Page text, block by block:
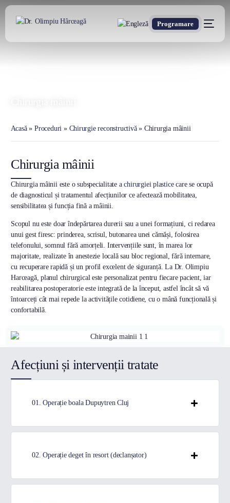
Programare
Acasă»Proceduri » Chirurgie reconstructivă» Chirurgia mâinii
Chirurgia mâinii
Chirurgia mâinii este o subspecialitate achirurgiei plasticecare se ocupă
de diagnosticul și tratamentul afecțiunilor ce afectează mobilitatea,
sensibilitatea și funcția fină a mâinii.
Scopul nu este doar îndepărtarea durerii sau a unei formațiuni, ci redarea
unui gest firesc: prinderea, scrisul, butonarea unei cămăși, folosirea
telefonului, somnul fără amorțeli. Intervențiile sunt, în marea lor
majoritate, realizate în anestezie locală sau bloc regional, fără internare,
cu recuperare rapidă și un profil excelent de siguranță. La Dr. Olimpiu
Harceagă, planul chirurgical este personalizat pentru fiecare pacient, iar
reabilitarea postoperatorie este integrată de la început, astfel încât să vă
întoarceți cât mai repede la activitățile cotidiene, cu o mână funcțională și
confortabilă.
Afecțiuni și intervenții tratate
01. Operație boala Dupuytren Cluj
02. Operație deget în resort (declanșator)